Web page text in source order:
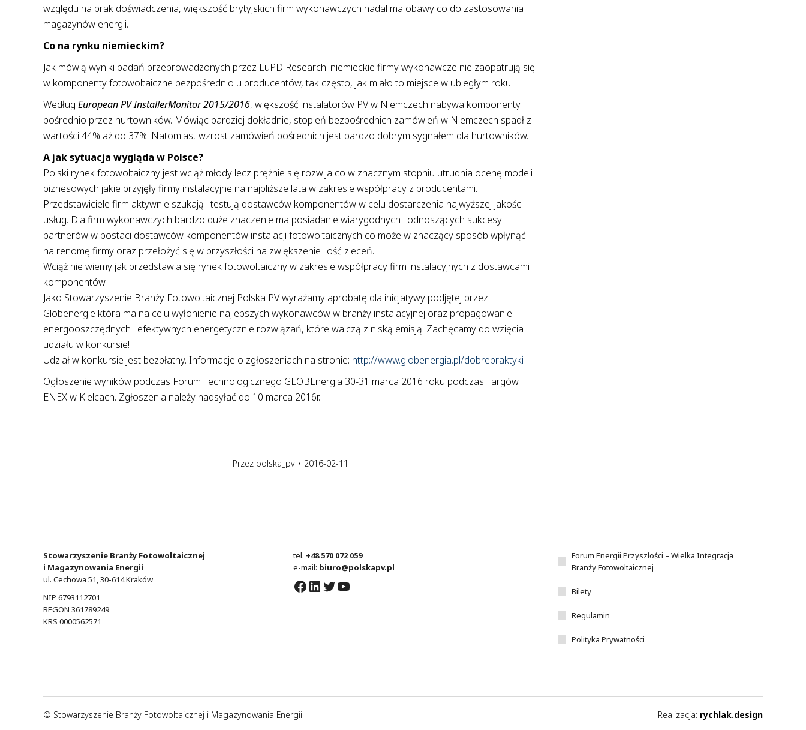
względu na brak doświadczenia, większość brytyjskich firm wykonawczych nadal ma obawy co do zastosowania
magazynów energii.
Co na rynku niemieckim?
Jak mówią wyniki badań przeprowadzonych przez EuPD Research: niemieckie firmy wykonawcze nie zaopatrują się
w komponenty fotowoltaiczne bezpośrednio u producentów, tak często, jak miało to miejsce w ubiegłym roku.
Według European PV InstallerMonitor 2015/2016, większość instalatorów PV w Niemczech nabywa komponenty
pośrednio przez hurtowników. Mówiąc bardziej dokładnie, stopień bezpośrednich zamówień w Niemczech spadł z
wartości 44% aż do 37%. Natomiast wzrost zamówień pośrednich jest bardzo dobrym sygnałem dla hurtowników.
A jak sytuacja wygląda w Polsce?
Polski rynek fotowoltaiczny jest wciąż młody lecz prężnie się rozwija co w znacznym stopniu utrudnia ocenę modeli
biznesowych jakie przyjęły firmy instalacyjne na najbliższe lata w zakresie współpracy z producentami.
Przedstawiciele firm aktywnie szukają i testują dostawców komponentów w celu dostarczenia najwyższej jakości
usług. Dla firm wykonawczych bardzo duże znaczenie ma posiadanie wiarygodnych i odnoszących sukcesy
partnerów w postaci dostawców komponentów instalacji fotowoltaicznych co może w znaczący sposób wpłynąć
na renomę firmy oraz przełożyć się w przyszłości na zwiększenie ilość zleceń.
Wciąż nie wiemy jak przedstawia się rynek fotowoltaiczny w zakresie współpracy firm instalacyjnych z dostawcami
komponentów.
Jako Stowarzyszenie Branży Fotowoltaicznej Polska PV wyrażamy aprobatę dla inicjatywy podjętej przez
Globenergie która ma na celu wyłonienie najlepszych wykonawców w branży instalacyjnej oraz propagowanie
energooszczędnych i efektywnych energetycznie rozwiązań, które walczą z niską emisją. Zachęcamy do wzięcia
udziału w konkursie!
Udział w konkursie jest bezpłatny. Informacje o zgłoszeniach na stronie: http://www.globenergia.pl/dobrepraktyki
Ogłoszenie wyników podczas Forum Technologicznego GLOBEnergia 30-31 marca 2016 roku podczas Targów
ENEX w Kielcach. Zgłoszenia należy nadsyłać do 10 marca 2016r.
Przez polska_pv 2016-02-11
Stowarzyszenie Branży Fotowoltaicznej
i Magazynowania Energii
ul. Cechowa 51, 30-614 Kraków
NIP 6793112701
REGON 361789249
KRS 0000562571
tel. +48 570 072 059
e-mail: biuro@polskapv.pl
Facebook
LinkedIn
Twitter
YouTube
Forum Energii Przyszłości – Wielka Integracja
Branży Fotowoltaicznej
Bilety
Regulamin
Polityka Prywatności
© Stowarzyszenie Branży Fotowoltaicznej i Magazynowania Energii Realizacja: rychlak.design